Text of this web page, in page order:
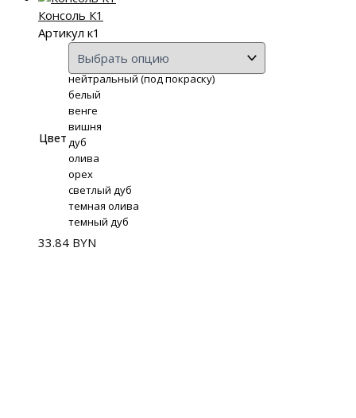
Консоль К1
Артикул к1
Цвет
нейтральный (под покраску)
белый
венге
вишня
дуб
олива
орех
светлый дуб
темная олива
темный дуб
33.84 BYN